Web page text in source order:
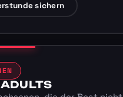
sichern
ADULTS